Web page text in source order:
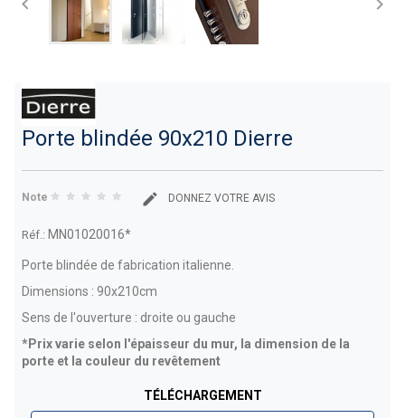
Porte blindée 90x210 Dierre
Note DONNEZ VOTRE AVIS
Réf.: MN01020016*
Porte blindée de fabrication italienne.
Dimensions : 90x210cm
Sens de l'ouverture : droite ou gauche
*Prix varie selon l'épaisseur du mur, la dimension de la
porte et la couleur du revêtement
TÉLÉCHARGEMENT